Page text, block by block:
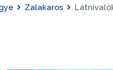
Zalakaros